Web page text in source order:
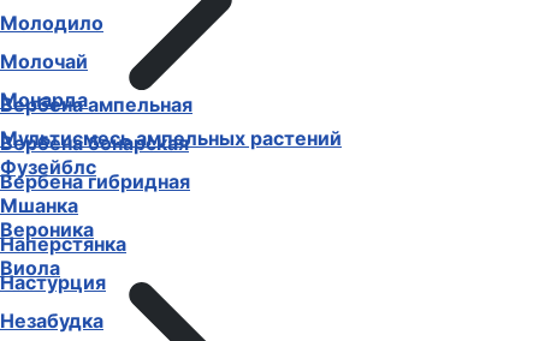
Вербена ампельная
Вербена бонарская
Вербена гибридная
Вероника
Виола
Молодило
Молочай
Монарда
Мультисмесь ампельных растений
Фузейблс
Мшанка
Наперстянка
Настурция
Незабудка